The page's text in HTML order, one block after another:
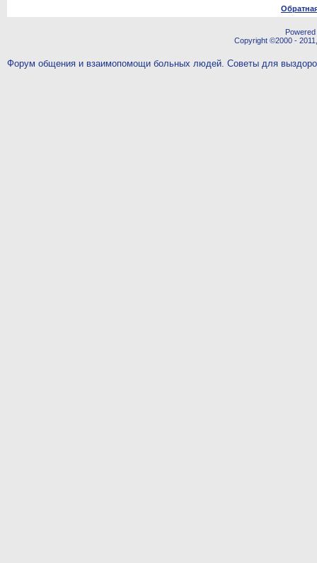
Copyright ©2000 -
Форум общения и взаимопомощи больных людей. Советы для